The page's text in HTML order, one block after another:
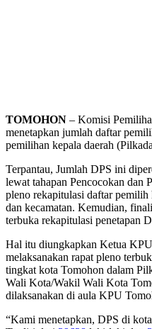
TOMOHON – Komisi
menetapkan jumlah daftar
pemilihan kepala daerah
Terpantau, Jumlah DPS ini
lewat tahapan Pencocokan dan
pleno rekapitulasi daftar
dan kecamatan. Kemudian,
terbuka rekapitulasi penetapan
Hal itu diungkapkan Ketua
melaksanakan rapat pleno
tingkat kota Tomohon dalam
Wali Kota/Wakil Wali Kota
dilaksanakan di aula KPU
“Kami menetapkan, DPS di